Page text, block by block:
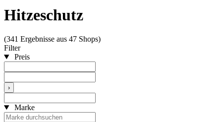
Hitzeschutz
(341 Ergebnisse aus 47 Shops)
Filter
Preis
›
Marke